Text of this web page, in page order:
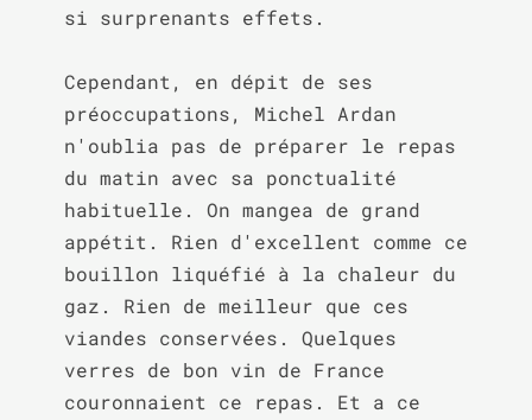
si surprenants effets.
Cependant, en dépit de ses
préoccupations, Michel Ardan
n'oublia pas de préparer le repas
du matin avec sa ponctualité
habituelle. On mangea de grand
appétit. Rien d'excellent comme ce
bouillon liquéfié à la chaleur du
gaz. Rien de meilleur que ces
viandes conservées. Quelques
verres de bon vin de France
couronnaient ce repas. Et a ce